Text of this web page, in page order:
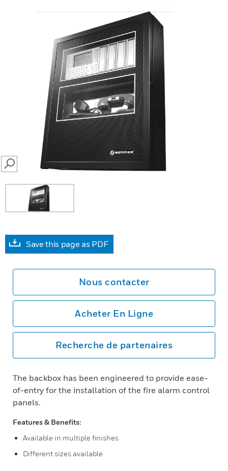
SEARCH
Save this page as PDF
Nous contacter
Acheter En Ligne
Recherche de partenaires
The backbox has been engineered to provide ease-
of-entry for the installation of the fire alarm control
panels.
Features & Benefits:
Available in multiple finishes
Different sizes available